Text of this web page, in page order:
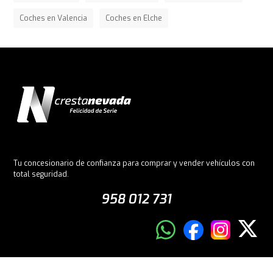
Coches en Valencia Coches en Elche
Tu concesionario de confianza para comprar y vender vehículos con
total seguridad.
958 012 731